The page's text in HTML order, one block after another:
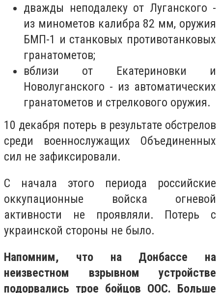
дважды неподалеку от Луганского -
из минометов калибра 82 мм, оружия
БМП-1 и станковых противотанковых
гранатометов;
вблизи от Екатериновки и
Новолуганского - из автоматических
гранатометов и стрелкового оружия.
10 декабря потерь в результате обстрелов
среди военнослужащих Объединенных
сил не зафиксировали.
С начала этого периода российские
оккупационные войска огневой
активности не проявляли. Потерь с
украинской стороны не было.
Напомним, что на Донбассе на
неизвестном взрывном устройстве
подорвались трое бойцов ООС. Больше